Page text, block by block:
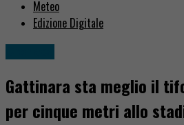
Meteo
Edizione Digitale
Gattinara sta meglio il
per cinque metri allo